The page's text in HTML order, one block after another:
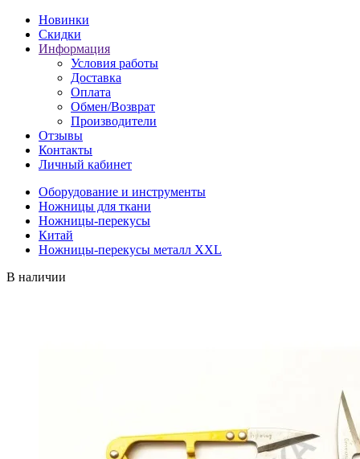
Новинки
Скидки
Информация
Условия работы
Доставка
Оплата
Обмен/Возврат
Производители
Отзывы
Контакты
Личный кабинет
Оборудование и инструменты
Ножницы для ткани
Ножницы-перекусы
Китай
Ножницы-перекусы металл ХХL
В наличии